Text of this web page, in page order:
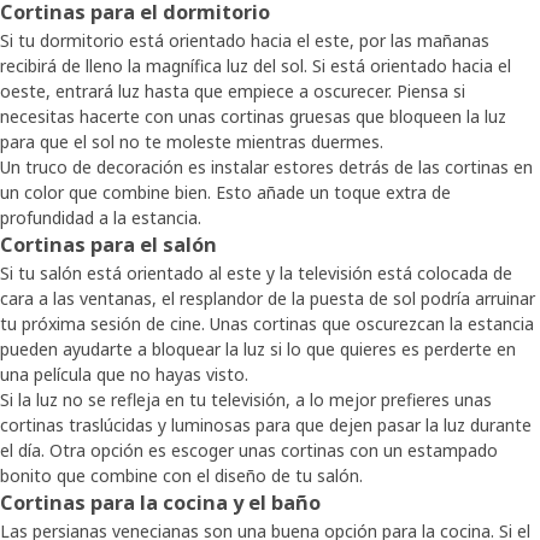
Cortinas para el dormitorio
Si tu dormitorio está orientado hacia el este, por las mañanas
recibirá de lleno la magnífica luz del sol. Si está orientado hacia el
oeste, entrará luz hasta que empiece a oscurecer. Piensa si
necesitas hacerte con unas cortinas gruesas que bloqueen la luz
para que el sol no te moleste mientras duermes.
Un truco de decoración es instalar estores detrás de las cortinas en
un color que combine bien. Esto añade un toque extra de
profundidad a la estancia.
Cortinas para el salón
Si tu salón está orientado al este y la televisión está colocada de
cara a las ventanas, el resplandor de la puesta de sol podría arruinar
tu próxima sesión de cine. Unas cortinas que oscurezcan la estancia
pueden ayudarte a bloquear la luz si lo que quieres es perderte en
una película que no hayas visto.
Si la luz no se refleja en tu televisión, a lo mejor prefieres unas
cortinas traslúcidas y luminosas para que dejen pasar la luz durante
el día. Otra opción es escoger unas cortinas con un estampado
bonito que combine con el diseño de tu salón.
Cortinas para la cocina y el baño
Las persianas venecianas son una buena opción para la cocina. Si el